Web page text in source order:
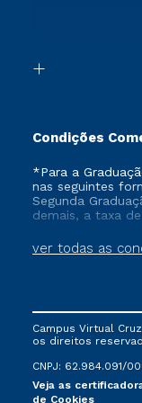
Formação
Condições
ver todas as
*Para a
nas seguintes
Segunda
demais, a taxa
Campus Virtual
os direitos
CNPJ: 62.984.091/
Veja as
de Cookies